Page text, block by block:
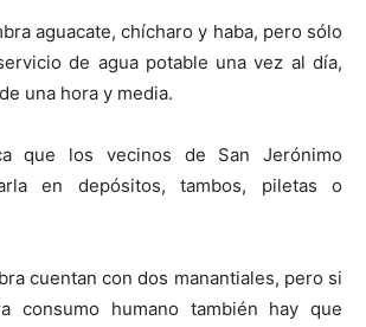
aguacate, chícharo y haba, pero sólo
de agua potable una vez al día,
una hora y media.
que los vecinos de San Jerónimo
en depósitos, tambos, piletas o
cuentan con dos manantiales, pero si
consumo humano también hay que